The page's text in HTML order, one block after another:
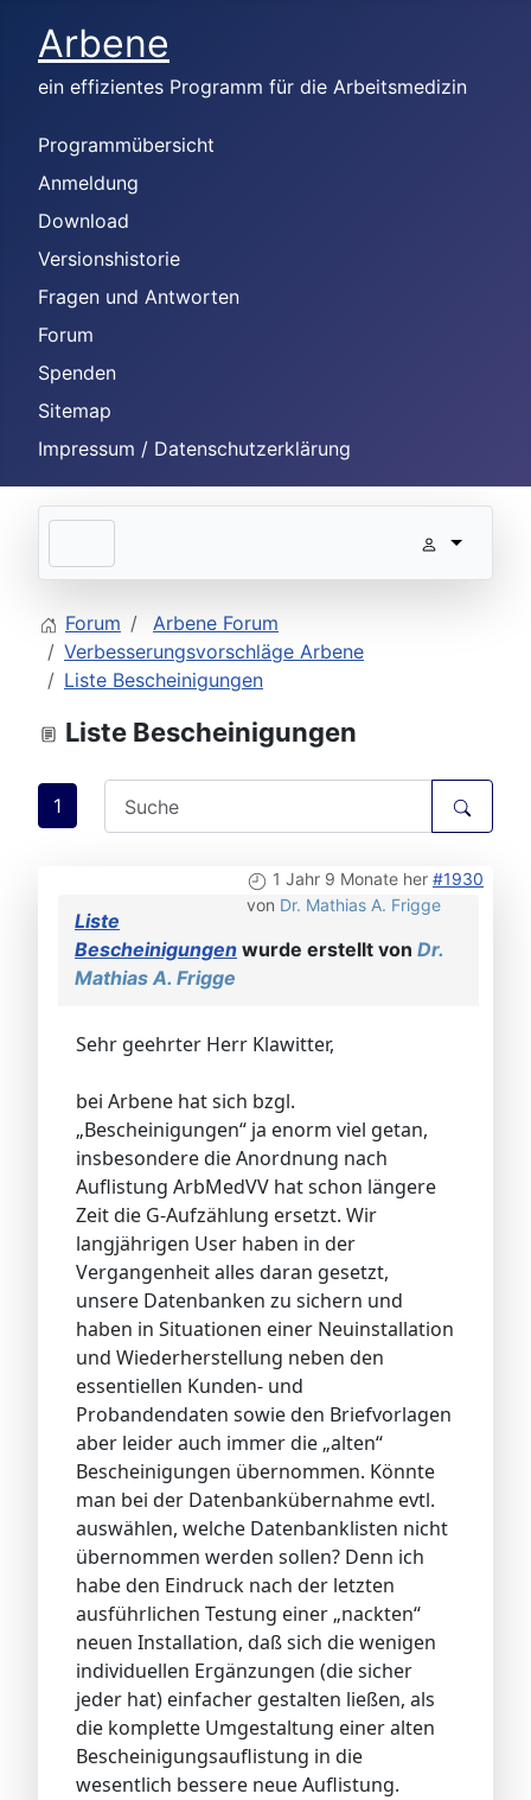
Arbene
ein effizientes Programm für die Arbeitsmedizin
Programmübersicht
Anmeldung
Download
Versionshistorie
Fragen und Antworten
Forum
Spenden
Sitemap
Impressum / Datenschutzerklärung
Forum
Arbene Forum
Verbesserungsvorschläge Arbene
Liste Bescheinigungen
Liste Bescheinigungen
1
1 Jahr 9 Monate her #1930
von Dr. Mathias A. Frigge
Liste
Bescheinigungen wurde erstellt von Dr.
Mathias A. Frigge
Sehr geehrter Herr Klawitter,
bei Arbene hat sich bzgl.
„Bescheinigungen“ ja enorm viel getan,
insbesondere die Anordnung nach
Auflistung ArbMedVV hat schon längere
Zeit die G-Aufzählung ersetzt. Wir
langjährigen User haben in der
Vergangenheit alles daran gesetzt,
unsere Datenbanken zu sichern und
haben in Situationen einer Neuinstallation
und Wiederherstellung neben den
essentiellen Kunden- und
Probandendaten sowie den Briefvorlagen
aber leider auch immer die „alten“
Bescheinigungen übernommen. Könnte
man bei der Datenbankübernahme evtl.
auswählen, welche Datenbanklisten nicht
übernommen werden sollen? Denn ich
habe den Eindruck nach der letzten
ausführlichen Testung einer „nackten“
neuen Installation, daß sich die wenigen
individuellen Ergänzungen (die sicher
jeder hat) einfacher gestalten ließen, als
die komplette Umgestaltung einer alten
Bescheinigungsauflistung in die
wesentlich bessere neue Auflistung.